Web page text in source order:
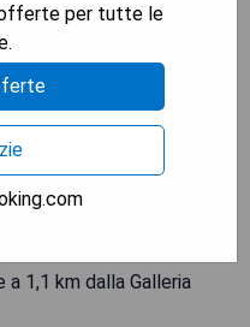
in una posizione
Gate nel
e Chelsea di
su Hyde Park dai
1,1 km dalla Galleria
per tutte le